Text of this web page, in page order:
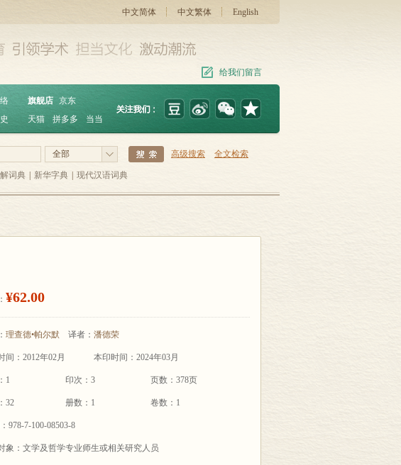
中文简体 中文繁体 English
给我们留言
旗舰店 京东
天猫
拼多多 当当
全部 高级搜索 全文检索
词典 新华字典 现代汉语词典
¥62.00
理查德•帕尔默 译者： 潘德荣
间：2012年02月 本印时间：2024年03月
1 印次：3 页数：378页
32 册数：1 卷数：1
978-7-100-08503-8
象：文学及哲学专业师生或相关研究人员